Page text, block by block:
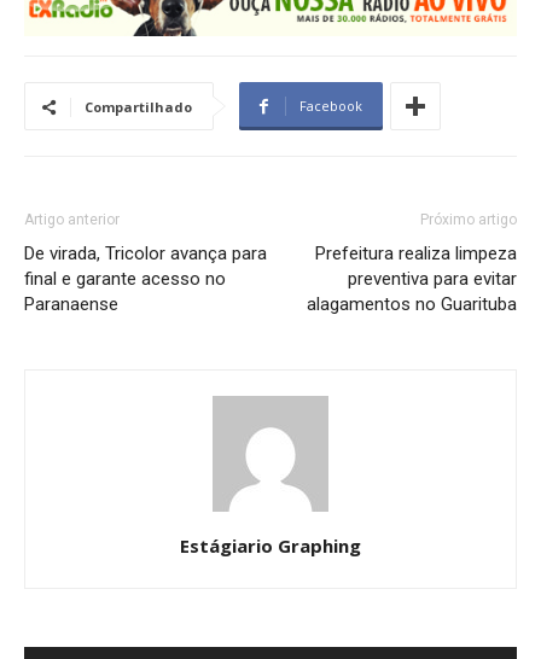
Compartilhado Facebook
Artigo anterior
De virada, Tricolor avança para
final e garante acesso no
Paranaense
Próximo artigo
Prefeitura realiza limpeza
preventiva para evitar
alagamentos no Guarituba
Estágiario Graphing